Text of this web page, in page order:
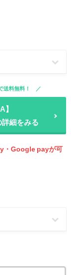
送料無料！
】
細をみる
・Google payが可